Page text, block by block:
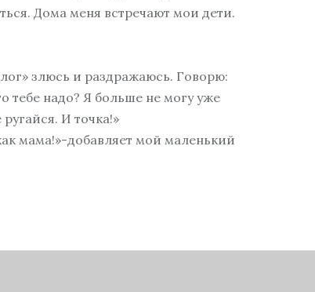
Дома меня встречают мои дети.
злюсь и раздражаюсь. Говорю:
тебе надо? Я больше не могу уже
И точка!»
мама!»-добавляет мой маленький